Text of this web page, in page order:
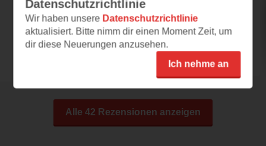
Super!
kurzweilig geschrieben, prima lesbar (auch
für "alte Augen" :-) wenige, aber nette Bilder -
Alle 42 Rezensionen anzeigen
Datenschutzrichtlinie
Wir haben unsere Datenschutzrichtlinie
aktualisiert. Bitte nimm dir einen Moment Zeit, um
dir diese Neuerungen anzusehen.
Ich nehme an